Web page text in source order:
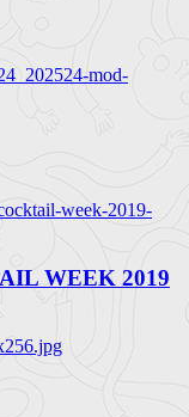
mod-
week-2019-
WEEK 2019